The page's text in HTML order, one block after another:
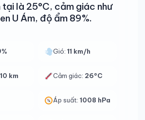
tại là 25°C, cảm giác như
U Ám, độ ẩm 89%.
Gió:11 km/h
10 km Cảm giác: 26°C
Áp suất:1008 hPa